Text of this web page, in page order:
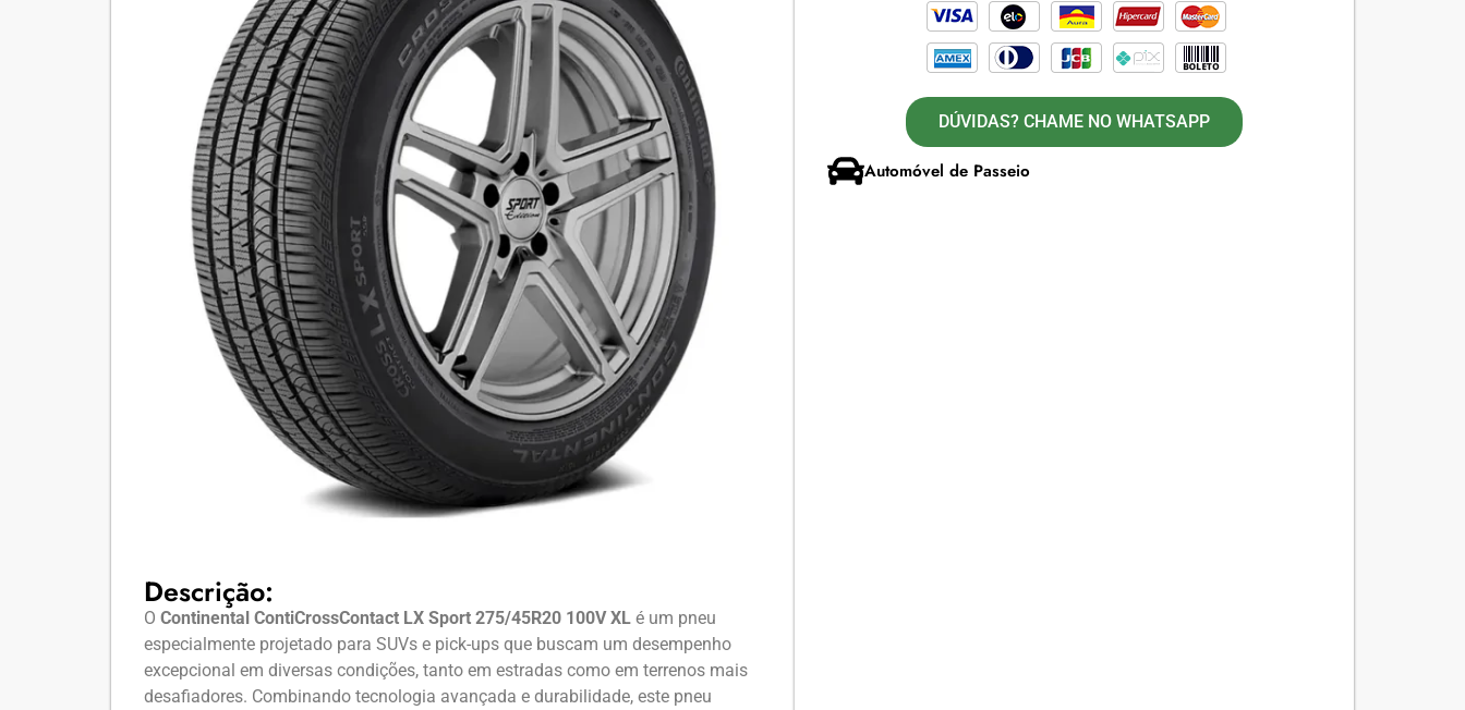
Descrição:
O Continental ContiCrossContact LX Sport 275/45R20 100V XL é um pneu
especialmente projetado para SUVs e pick-ups que buscam um desempenho
excepcional em diversas condições, tanto em estradas como em terrenos mais
desafiadores. Combinando tecnologia avançada e durabilidade, este pneu
DÚVIDAS? CHAME NO WHATSAPP
Automóvel de Passeio